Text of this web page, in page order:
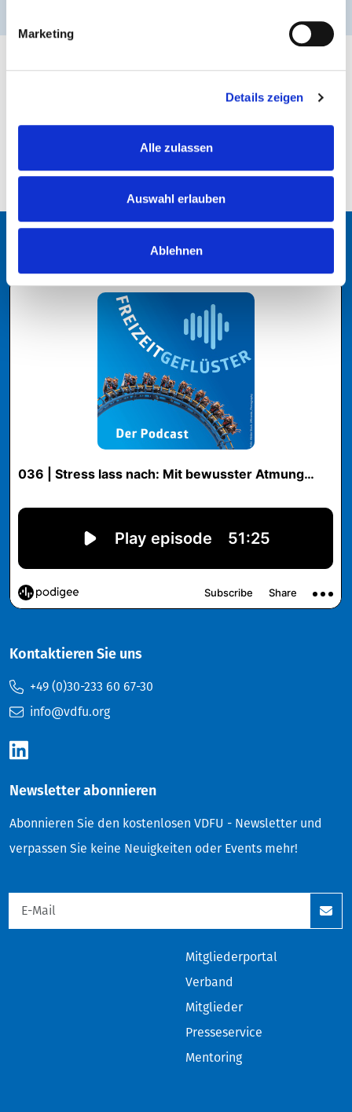
Marketing
Details zeigen
Alle zulassen
Auswahl erlauben
Ablehnen
ZURÜCK ZUR ÜBERSICHT
Kontaktieren Sie uns
+49 (0)30-233 60 67-30
info@vdfu.org
Newsletter abonnieren
Abonnieren Sie den kostenlosen VDFU - Newsletter und
verpassen Sie keine Neuigkeiten oder Events mehr!
Mitgliederportal
Verband
Mitglieder
Presseservice
Mentoring